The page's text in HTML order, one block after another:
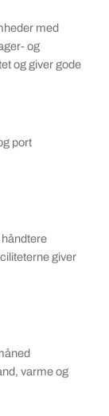
med
og
og giver gode
port
giver
varme og